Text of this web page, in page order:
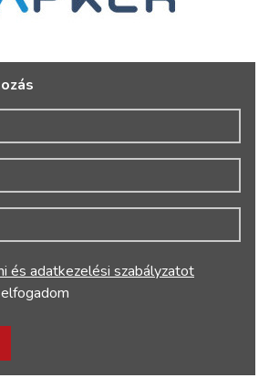
és adatkezelési szabályzatot